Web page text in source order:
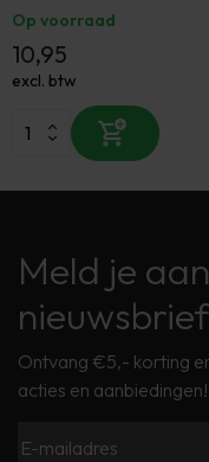
Op voorraad
10,95
excl. btw
Meld je
Ontvang €5,- korting
acties en aanbiedingen!